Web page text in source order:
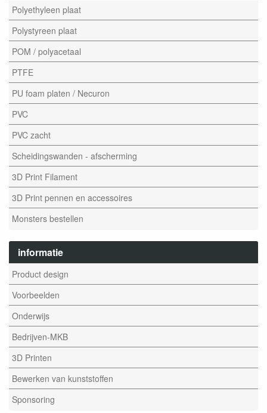
Polyethyleen plaat
Polystyreen plaat
POM / polyacetaal
PTFE
PU foam platen / Necuron
PVC
PVC zacht
Scheidingswanden - afscherming
3D Print Filament
3D Print pennen en accessoires
Monsters bestellen
informatie
Product design
Voorbeelden
Onderwijs
Bedrijven-MKB
3D Printen
Bewerken van kunststoffen
Sponsoring